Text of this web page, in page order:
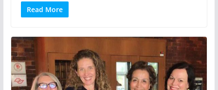
Read More